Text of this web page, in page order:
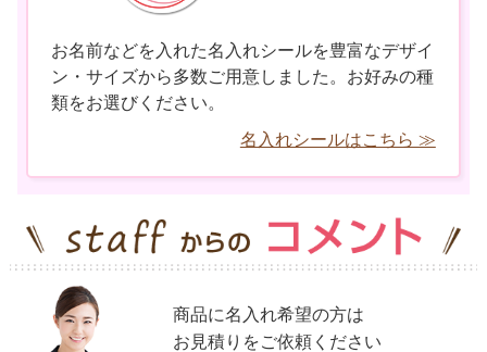
お名前などを入れた名入れシールを豊富なデザイ
ン・サイズから多数ご用意しました。お好みの種
類をお選びください。
名入れシールはこちら ≫
商品に名入れ希望の方は
お見積りをご依頼ください